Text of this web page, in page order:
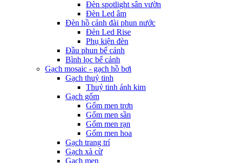
Đèn spotlight sân vườn
Đèn Led âm
Đèn hồ cảnh đài phun nước
Đèn Led Rise
Phụ kiện đèn
Đầu phun bể cảnh
Bình lọc bể cảnh
Gạch mosaic - gạch hồ bơi
Gạch thuỷ tinh
Thuỷ tinh ánh kim
Gạch gốm
Gốm men trơn
Gốm men sần
Gốm men rạn
Gốm men hoa
Gạch trang trí
Gạch xà cừ
Gạch men